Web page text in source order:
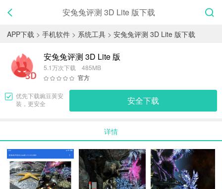
安兔兔评测 3D Lite 版下载
APP下载 > 手机软件 > 系统工具 > 安兔兔评测 3D Lite 版下载
安兔兔评测 3D Lite 版
5.1万次下载 485MB
官方
优先下载豌豆荚安
装，更安全
安全下载
详情